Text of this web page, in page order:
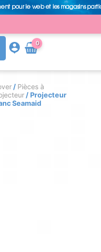
pour le web et les magasins
0
Arti
/ Pièces à
/ Projecteur
Seamaid